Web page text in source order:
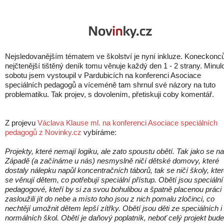
Nejsledovanějším tématem ve školství je nyní inkluze.
nejčtenější tištěný deník tomu věnuje každý den 1 - 2 strany.
sobotu jsem vystoupil v Pardubicích na konferenci Asociace
speciálních pedagogů a víceméně tam shrnul své názory na tuto
problematiku. Tak projev, s dovolením, přetiskuji coby komentář.
Z projevu Václava Klause ml. na konferenci Asociace speciálních
pedagogů z Novinky.cz vybíráme:
Projekty, které nemají logiku, ale zato spoustu obětí. Tak jako se na
Západě (a začínáme u nás) nesmyslně ničí dětské domovy, které
dostaly nálepku napůl koncentračních táborů, tak se ničí školy,
se věnují dětem, co potřebují speciální přístup. Obětí jsou speciální
pedagogové, kteří by si za svou bohulibou a špatně placenou práci
zasloužili jít do nebe a místo toho jsou z nich pomalu zločinci, co
nechtějí umožnit dětem lepší zítřky. Obětí jsou děti ze speciálních i
normálních škol. Obětí je daňový poplatník, neboť celý projekt bude